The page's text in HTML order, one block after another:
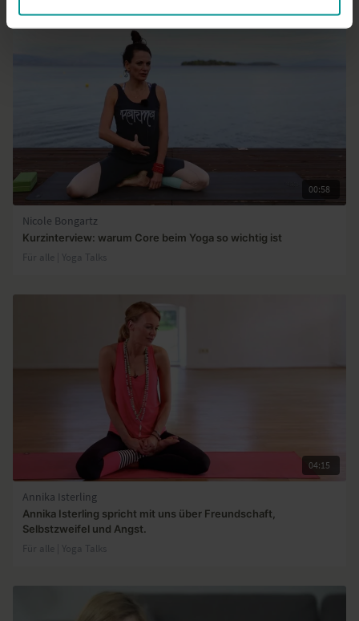
00:58
Nicole Bongartz
Kurzinterview: warum Core beim Yoga so wichtig ist
Für alle | Yoga Talks
04:15
Annika Isterling
Annika Isterling spricht mit uns über Freundschaft,
Selbstzweifel und Angst.
Für alle | Yoga Talks